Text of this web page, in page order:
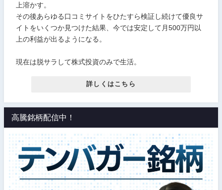
上溶かす。
その後あらゆる口コミサイトをひたすら検証し続けて優良サ
イトをいくつか見つけた結果、今では安定して月500万円以
上の利益が出るようになる。
現在は脱サラして株式投資のみで生活。
詳しくはこちら
高騰銘柄配信中！